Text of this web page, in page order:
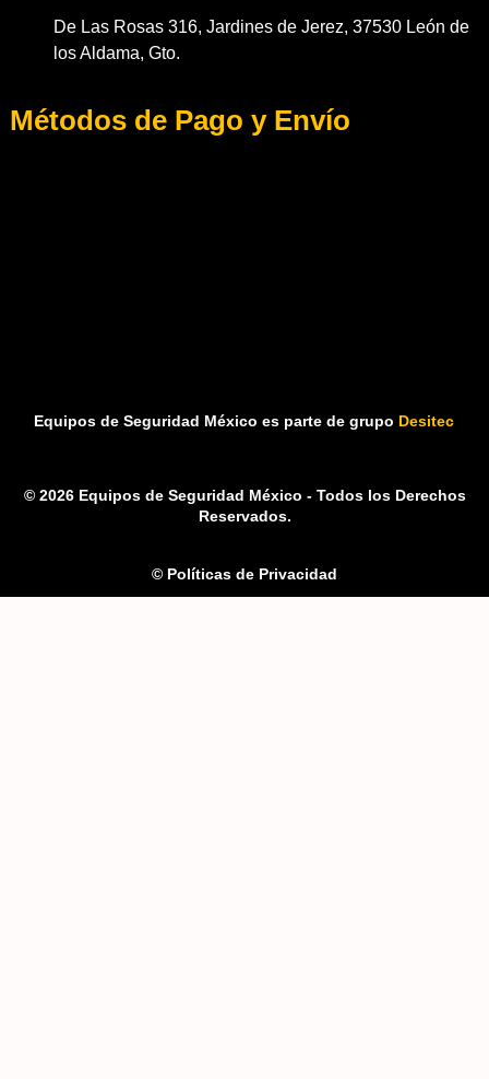
De Las Rosas 316, Jardines de Jerez, 37530 León de
los Aldama, Gto.
Métodos de Pago y Envío
Equipos de Seguridad México es parte de grupo Desitec
© 2026 Equipos de Seguridad México - Todos los Derechos
Reservados.
© Políticas de Privacidad